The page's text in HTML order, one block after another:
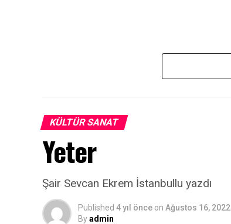
KÜLTÜR SANAT
Yeter
Şair Sevcan Ekrem İstanbullu yazdı
Published 4 yıl önce on Ağustos 16, 2022
Byadmin